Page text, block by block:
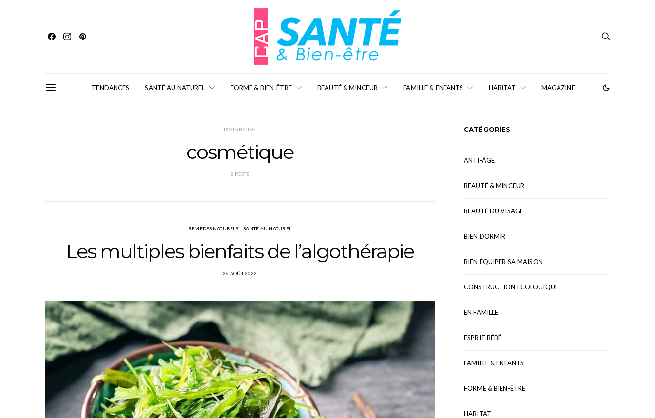
TENDANCES SANTÉ AU NATUREL FORME & BIEN-ÊTRE BEAUTÉ & MINCEUR FAMILLE & ENFANTS HABITAT MAGAZINE
POSTS BY TAG
cosmétique
2 POSTS
REMÈDES NATURELS SANTÉ AU NATUREL
Les multiples bienfaits de l’algothérapie
26 AOÛT 2022
CATÉGORIES
ANTI-ÂGE
BEAUTÉ & MINCEUR
BEAUTÉ DU VISAGE
BIEN DORMIR
BIEN ÉQUIPER SA MAISON
CONSTRUCTION ÉCOLOGIQUE
EN FAMILLE
ESPRIT BÉBÉ
FAMILLE & ENFANTS
FORME & BIEN-ÊTRE
HABITAT